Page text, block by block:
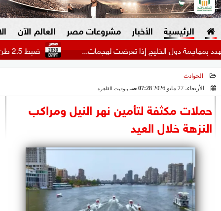
الرئيسية الأخبار
السياسة
الرئاسة
البرلمان
الأحزاب
دين وفتاوى
مشروعات مصر
صنع في مصر
العالم الآن
ضبط 2.5 طن هيدرو بـ1.4 مليار جنيه في مزرعتين بالإسماعيلية دول الخليج إذا تعرضت لهجمات...
الحوادث
الأربعاء، 27 مايو 2026
07:28 صـ بتوقيت القاهرة
حملات مكثفة لتأمين نهر النيل ومراكب
النزهة خلال العيد